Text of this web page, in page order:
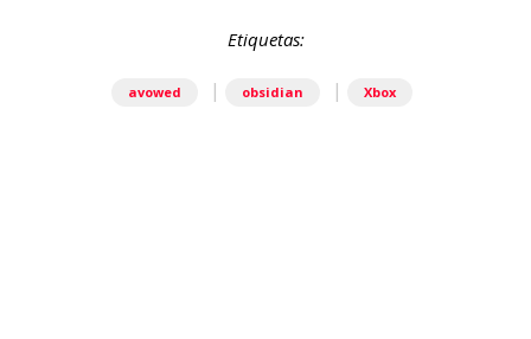
Etiquetas:
avowed | obsidian | Xbox